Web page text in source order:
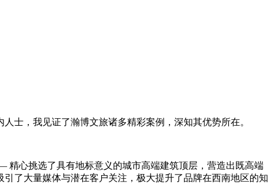
，我见证了瀚博文旅诸多精彩案例，深知其优势所在。
心挑选了具有地标意义的城市高端建筑顶层，营造出既高端
了大量媒体与潜在客户关注，极大提升了品牌在西南地区的知